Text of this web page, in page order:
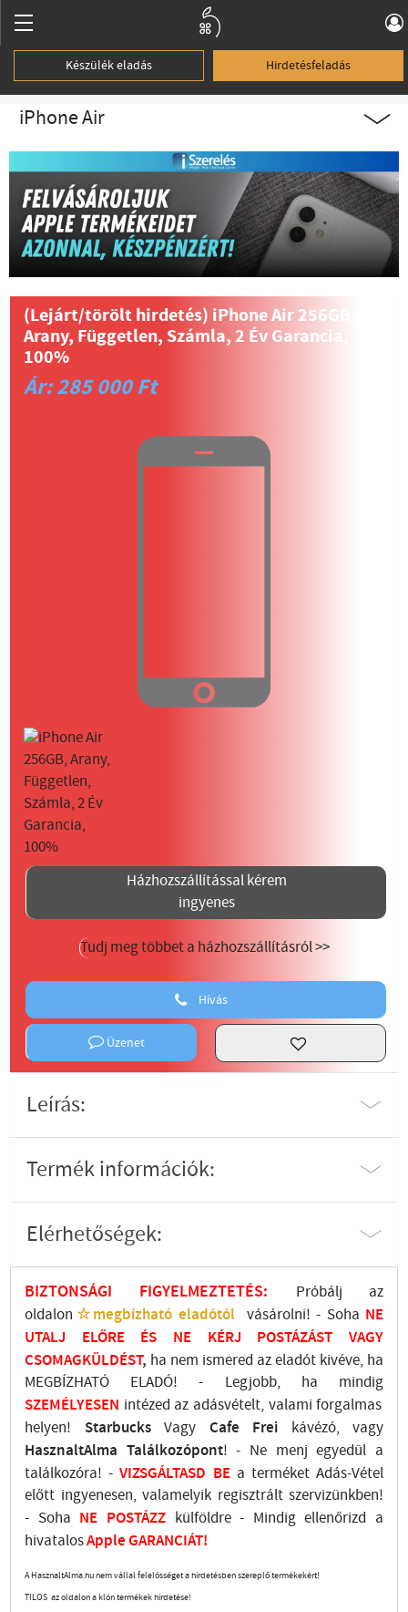
Készülék eladás Hirdetésfeladás
iPhone Air
(Lejárt/törölt hirdetés) iPhone Air 256GB,
Arany, Független, Számla, 2 Év Garancia,
100%
Ár: 285 000 Ft
Házhozszállítással kérem
ingyenes
Tudj meg többet a házhozszállításról >>
Hívás
Üzenet
Leírás:
Termék információk:
Elérhetőségek:
BIZTONSÁGI FIGYELMEZTETÉS:
Próbálj az
oldalon ☆megbízható eladótól vásárolni! - Soha NE
UTALJ ELŐRE ÉS NE KÉRJ POSTÁZÁST VAGY
CSOMAGKÜLDÉST, ha nem ismered az eladót kivéve, ha
MEGBÍZHATÓ ELADÓ! - Legjobb, ha mindig
SZEMÉLYESEN intézed az adásvételt, valami forgalmas
helyen! StarbucksVagy Cafe Frei kávézó, vagy
HasznaltAlma Találkozópont! - Ne menj egyedül a
találkozóra! - VIZSGÁLTASD BEa terméket Adás-Vétel
előtt ingyenesen, valamelyik regisztrált szervizünkben!
- Soha NE POSTÁZZ külföldre- Mindig ellenőrizd a
hivatalosApple GARANCIÁT!
A HasznaltAlma.hu nem vállal felelősséget a hirdetésben szereplő termékekért!
TILOS az oldalon a klón termékek hirdetése!